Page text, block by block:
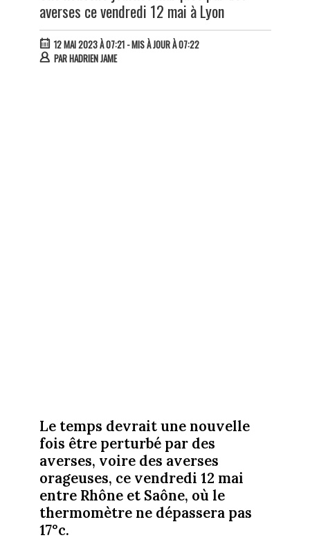
averses ce vendredi 12 mai à Lyon
12 MAI 2023 À 07:21- MIS À JOUR À 07:22
PARHADRIEN JAME
Le temps devrait une nouvelle
fois être perturbé par des
averses, voire des averses
orageuses, ce vendredi 12 mai
entre Rhône et Saône, où le
thermomètre ne dépassera pas
17°c.